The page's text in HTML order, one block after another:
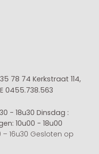
78 74 Kerkstraat 114,
0455.738.563
- 18u30 Dinsdag :
10u00 - 18u00
16u30 Gesloten op